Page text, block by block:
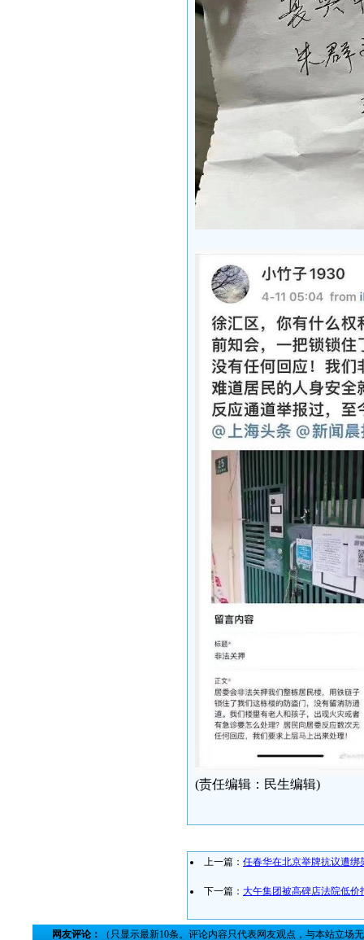
(责任编辑：民生编辑)
上一篇： 任春华在北京举牌抗议遭绑
下一篇： 大午集团被高碑店法院低价
网友评论： （只显示最新10条。评论内容只代表网友观点，与本站立场